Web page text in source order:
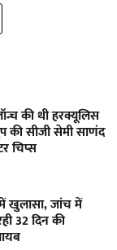
की थी हरक्यूलिस
की सीजी सेमी साणंद
चिप्स
में खुलासा, जांच में
32 दिन की